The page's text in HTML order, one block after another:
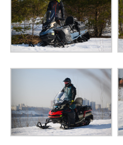
ТИП ЗАДНЕЙ ПОДВЕСКИ
АМОРТИЗАТОРЫ ЗАДНИЕ